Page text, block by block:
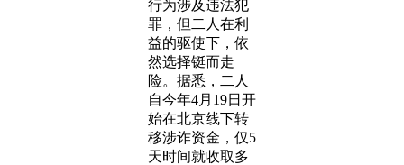
行为涉及违法犯
罪，但二人在利
益的驱使下，依
然选择铤而走
险。据悉，二人
自今年4月19日开
始在北京线下转
移涉诈资金，仅5
天时间就收取多